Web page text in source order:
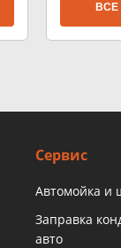
Сервис
Автомойка и
Заправка
авто